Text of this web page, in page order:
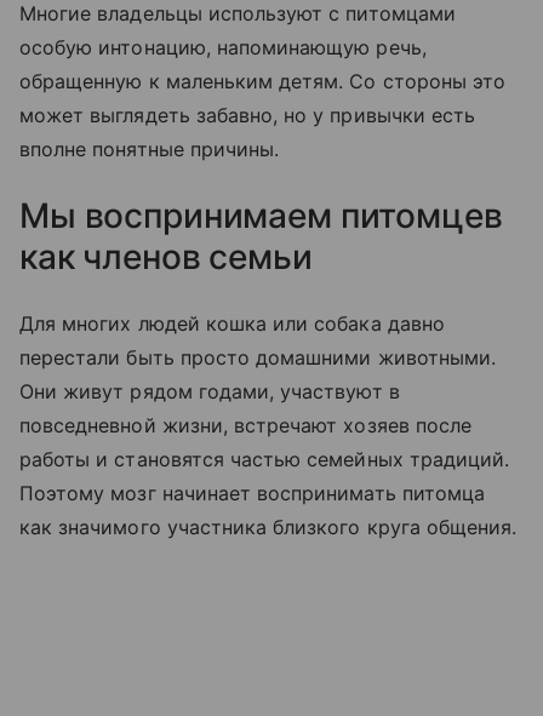
Многие владельцы используют с питомцами
особую интонацию, напоминающую речь,
обращенную к маленьким детям. Со стороны это
может выглядеть забавно, но у привычки есть
вполне понятные причины.
Мы воспринимаем питомцев
как членов семьи
Для многих людей кошка или собака давно
перестали быть просто домашними животными.
Они живут рядом годами, участвуют в
повседневной жизни, встречают хозяев после
работы и становятся частью семейных традиций.
Поэтому мозг начинает воспринимать питомца
как значимого участника близкого круга общения.